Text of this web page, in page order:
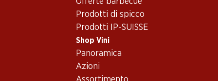
Prodotti di spicco
Prodotti IP-SUISSE
Shop Vini
Panoramica
Azioni
Rosato - Il preferito
per le miti notti